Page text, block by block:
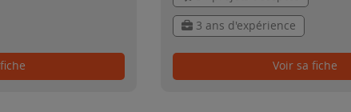
3 ans d'expérience
Voir sa fiche